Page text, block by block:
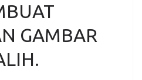
GAMBAR